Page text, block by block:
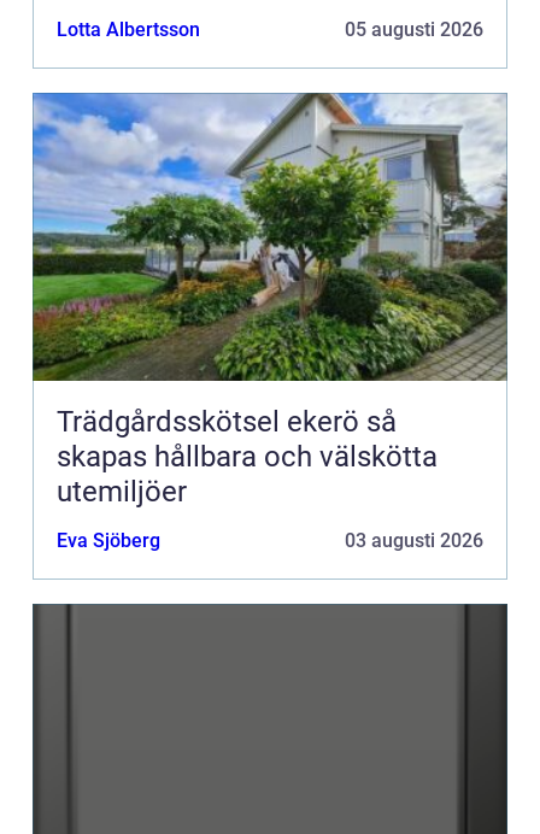
Lotta Albertsson 05 augusti 2026
Trädgårdsskötsel ekerö så
skapas hållbara och välskötta
utemiljöer
Eva Sjöberg 03 augusti 2026